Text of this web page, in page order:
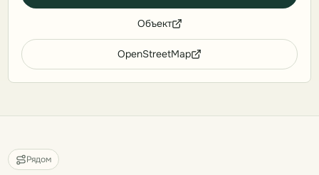
Объект
OpenStreetMap
Рядом